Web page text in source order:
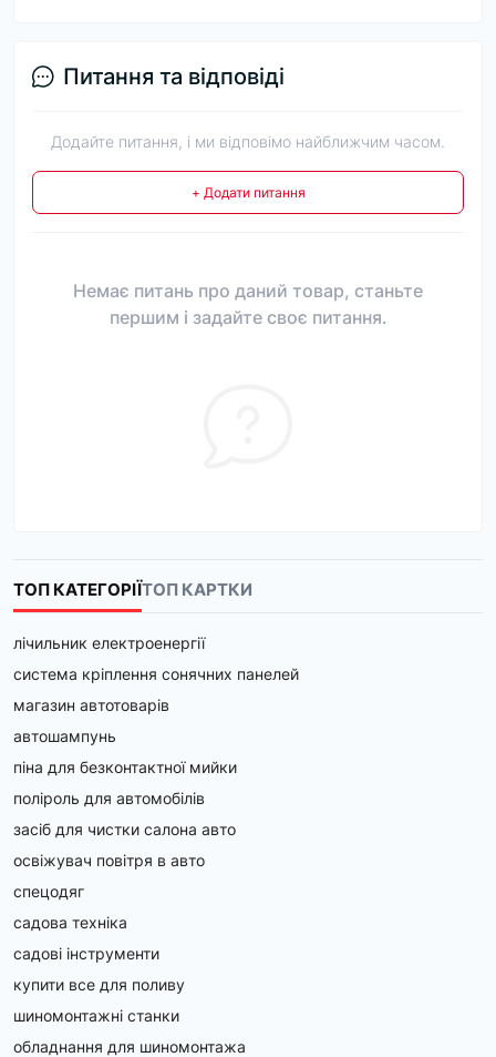
Питання та відповіді
Додайте питання, і ми відповімо найближчим часом.
+ Додати питання
Немає питань про даний товар, станьте
першим і задайте своє питання.
ТОП КАТЕГОРІЇТОП КАРТКИ
лічильник електроенергії
система кріплення сонячних панелей
магазин автотоварів
автошампунь
піна для безконтактної мийки
поліроль для автомобілів
засіб для чистки салона авто
освіжувач повітря в авто
спецодяг
садова техніка
садові інструменти
купити все для поливу
шиномонтажні станки
обладнання для шиномонтажа